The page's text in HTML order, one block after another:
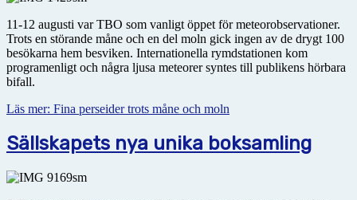
11-12 augusti var TBO som vanligt öppet för meteorobservationer.
Trots en störande måne och en del moln gick ingen av de drygt 100
besökarna hem besviken. Internationella rymdstationen kom
programenligt och några ljusa meteorer syntes till publikens hörbara
bifall.
Läs mer: Fina perseider trots måne och moln
Sällskapets nya unika boksamling